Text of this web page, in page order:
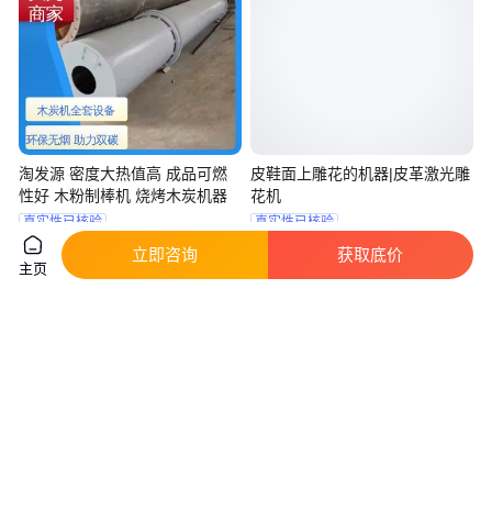
淘发源 密度大热值高 成品可燃
性好 木粉制棒机 烧烤木炭机器
真实性已核验
￥15 .00 湖南常德
咨询 电话
皮鞋面上雕花的机器|皮革激光雕
花机
真实性已核验
/台 湖北武汉
咨询 电话
主页
立即咨询 获取底价